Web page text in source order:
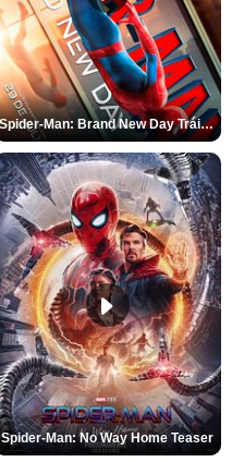
Spider-Man: Brand New Day Tráiler (3)
Spider-Man: No Way Home Teaser